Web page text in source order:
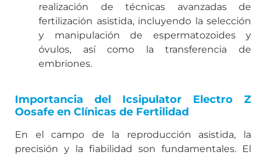
realización de técnicas avanzadas de
fertilización asistida, incluyendo la selección
y manipulación de espermatozoides y
óvulos, así como la transferencia de
embriones.
Importancia del Icsipulator Electro Z
Oosafe en Clínicas de Fertilidad
En el campo de la reproducción asistida, la
precisión y la fiabilidad son fundamentales. El